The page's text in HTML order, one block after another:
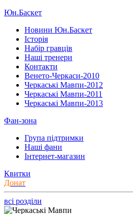
Юн.Баскет
Новини Юн.Баскет
Історія
Набір гравців
Наші тренери
Контакти
Венето-Черкаси-2010
Черкаські Мавпи-2012
Черкаські Мавпи-2011
Черкаські Мавпи-2013
Фан-зона
Група підтримки
Наші фани
Інтернет-магазин
Квитки
Донат
всі розділи